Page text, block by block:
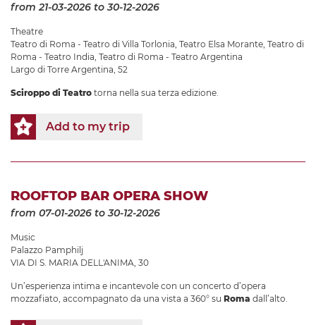
from 21-03-2026 to 30-12-2026
Theatre
Teatro di Roma - Teatro di Villa Torlonia, Teatro Elsa Morante, Teatro di
Roma - Teatro India, Teatro di Roma - Teatro Argentina
Largo di Torre Argentina, 52
Sciroppo di Teatro torna nella sua terza edizione.
Add to my trip
ROOFTOP BAR OPERA SHOW
from 07-01-2026 to 30-12-2026
Music
Palazzo Pamphilj
VIA DI S. MARIA DELL'ANIMA, 30
Un’esperienza intima e incantevole con un concerto d’opera
mozzafiato, accompagnato da una vista a 360° su Roma dall’alto.